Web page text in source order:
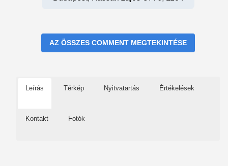
AZ ÖSSZES COMMENT MEGTEKINTÉSE
Leírás Térkép Nyitvatartás Értékelések
Kontakt Fotók